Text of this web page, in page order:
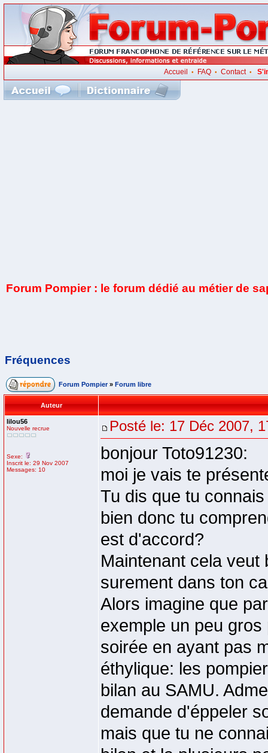
Accueil • FAQ• Contact•
Forum Pompier : le forum dédié au métier de
Fréquences
Forum Pompier » Forum libre
Auteur
lilou56
Nouvelle recrue
Sexe:
Inscrit le: 29 Nov 2007
Messages: 10
Posté le: 17 Déc 2007,
bonjour Toto91230:
moi je vais te
Tu dis que tu
bien donc tu
est d'accord?
Maintenant cela
surement dans ton
Alors imagine que
exemple un peu
soirée en ayant pas
éthylique: les
bilan au SAMU.
demande d'éppeler
mais que tu ne